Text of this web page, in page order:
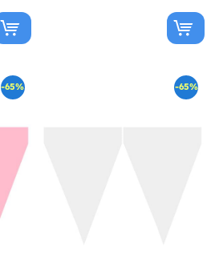
-65% -65%